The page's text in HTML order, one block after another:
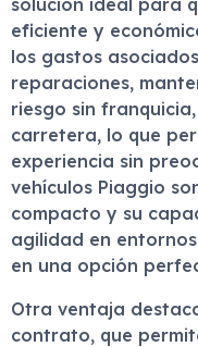
eficiente y
los gastos
reparaciones,
riesgo sin
carretera, lo que
experiencia sin
vehículos Piaggio
compacto y su
agilidad en
en una opción
Otra ventaja
contrato, que